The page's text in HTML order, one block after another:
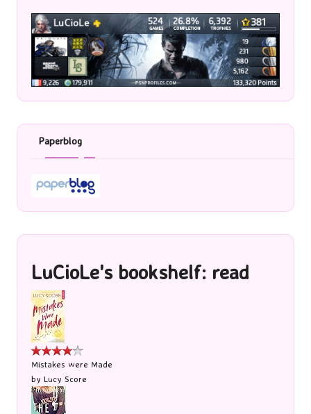
Paperblog
LuCioLe's bookshelf: read
Mistakes were Made
by Lucy Score